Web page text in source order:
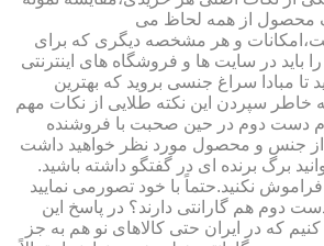
محصول از همه لحاظ می
و هر مشخصه دیگری که برای
باید در سایت ها و فروشگاه های اینترنتی
تا مبادا سراغ جنسی بروید که بهترین
به خاطر سپردن این نکته طلایی از نکات مهم
دست دوم در حین صحبت با فروشنده
از جنس و محصول مورد نظر خواهید داشت
برگ برنده ای در گفتگو داشته باشید.
نکنید.حتماً با خود تصورمی نمایید
دوم هم گارانتی دارند؟ در پاسخ این
که در ایران حتی کالاهای نو هم به جز